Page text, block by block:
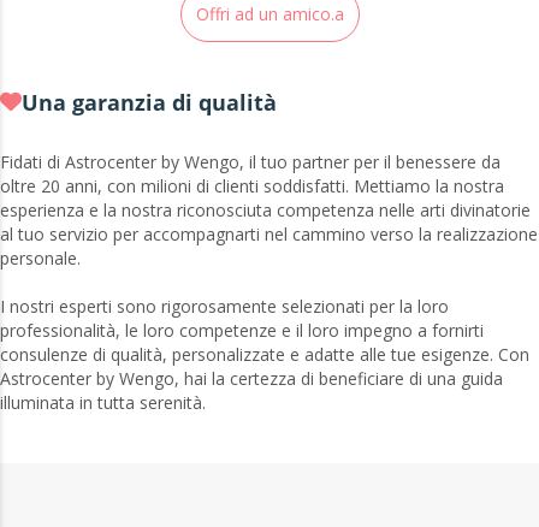
Offri ad un amico.a
Una garanzia di qualità
Fidati di Astrocenter by Wengo, il tuo partner per il benessere da
oltre 20 anni, con milioni di clienti soddisfatti. Mettiamo la nostra
esperienza e la nostra riconosciuta competenza nelle arti divinatorie
al tuo servizio per accompagnarti nel cammino verso la realizzazione
personale.
I nostri esperti sono rigorosamente selezionati per la loro
professionalità, le loro competenze e il loro impegno a fornirti
consulenze di qualità, personalizzate e adatte alle tue esigenze. Con
Astrocenter by Wengo, hai la certezza di beneficiare di una guida
illuminata in tutta serenità.